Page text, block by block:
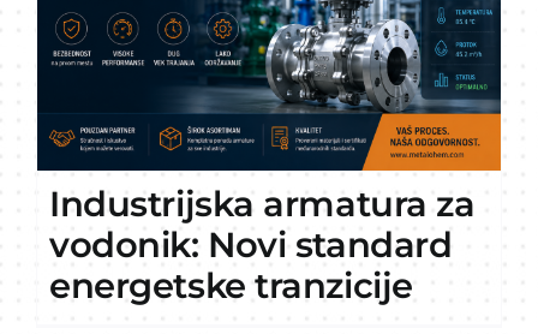
Industrijska armatura za
vodonik: Novi standard
energetske tranzicije